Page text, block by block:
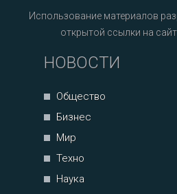
Использование материалов
открытой ссылки на
НОВОСТИ
Общество
Бизнес
Мир
Техно
Наука